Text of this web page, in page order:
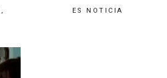
ES NOTICIA